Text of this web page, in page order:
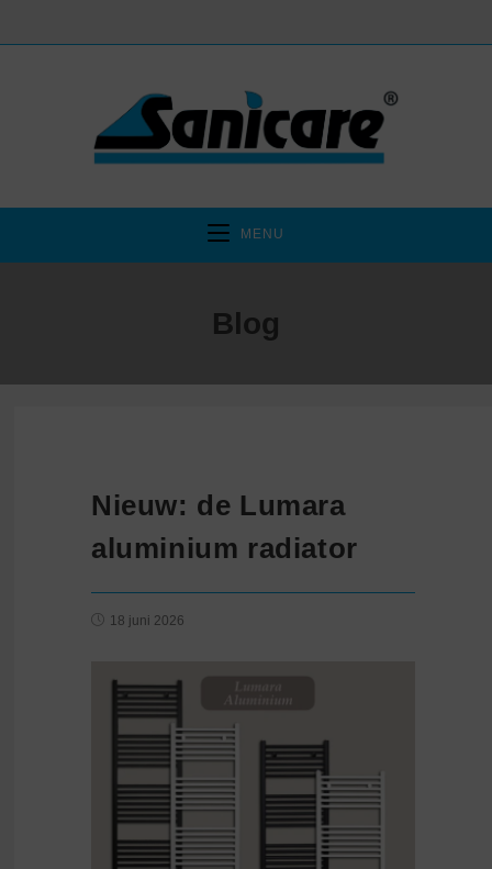
MENU
Blog
Nieuw: de Lumara
aluminium radiator
18 juni 2026